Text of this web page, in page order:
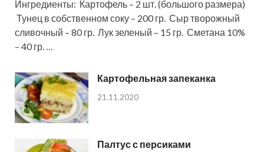
Ингредиенты: Картофель – 2 шт. (большого размера)
Тунец в собственном соку – 200 гр. Сыр творожный
сливочный – 80 гр. Лук зеленый – 15 гр. Сметана 10%
– 40 гр. …
Картофельная запеканка
21.11.2020
Палтус с персиками